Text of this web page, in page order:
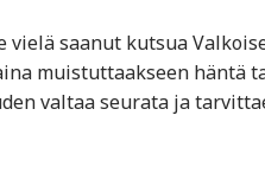
vielä saanut kutsua
muistuttaakseen
valtaa seurata ja